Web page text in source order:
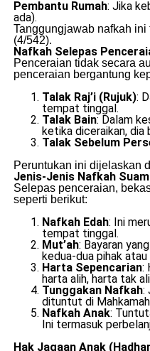
Pembantu Rumah: Jika
ada).
Tanggungjawab nafkah
(4/542).
Nafkah Selepas
Penceraian tidak secara
penceraian bergantung
Talak Raj’i (Rujuk):
tempat tinggal.
Talak Bain: Dalam
ketika diceraikan, dia
Talak Sebelum
Peruntukan ini dijelaskan
Jenis-Jenis Nafkah
Selepas penceraian,
seperti berikut:
Nafkah Edah: Ini
tempat tinggal.
Mut’ah: Bayaran
kedua-dua pihak
Harta Sepencarian:
harta alih, harta tak
Tunggakan Nafkah:
dituntut di
Nafkah Anak:
Ini termasuk
Hak Jagaan Anak